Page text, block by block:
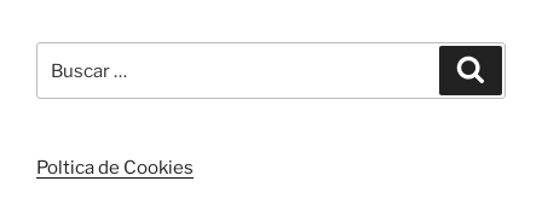
por:
Poltica de Cookies